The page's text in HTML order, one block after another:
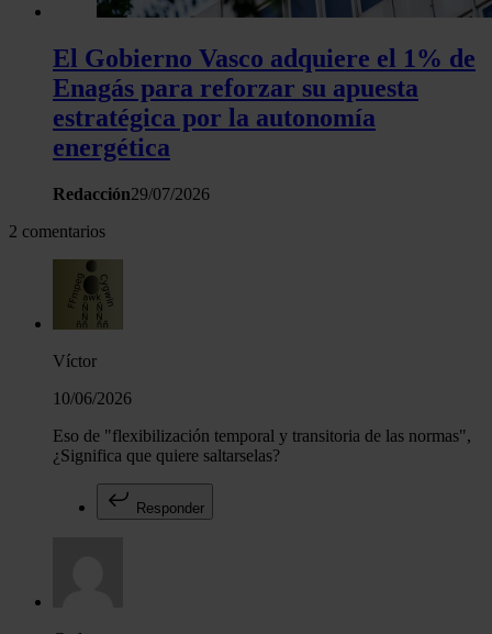
El Gobierno Vasco adquiere el 1% de
Enagás para reforzar su apuesta
estratégica por la autonomía
energética
Redacción29/07/2026
2 comentarios
Víctor
10/06/2026
Eso de "flexibilización temporal y transitoria de las normas",
¿Significa que quiere saltarselas?
Responder